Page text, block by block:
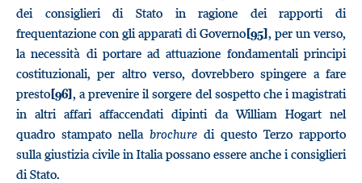
dei consiglieri di Stato in ragione dei rapporti di
frequentazione con gli apparati di Governo[95], per un verso,
la necessità di portare ad attuazione fondamentali principi
costituzionali, per altro verso, dovrebbero spingere a fare
presto[96], a prevenire il sorgere del sospetto che i magistrati
in altri affari affaccendati dipinti da William Hogart nel
quadro stampato nella brochure di questo Terzo rapporto
sulla giustizia civile in Italia possano essere anche i consiglieri
di Stato.